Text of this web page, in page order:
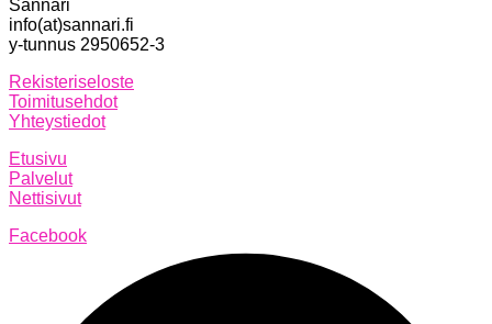
Sannari
info(at)sannari.fi
y-tunnus 2950652-3
Rekisteriseloste
Toimitusehdot
Yhteystiedot
Etusivu
Palvelut
Nettisivut
Facebook